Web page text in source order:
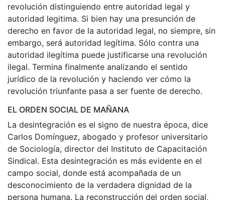
revolución distinguiendo entre autoridad legal y
autoridad legitima. Si bien hay una presunción de
derecho en favor de la autoridad legal, no siempre, sin
embargo, será autoridad legítima. Sólo contra una
autoridad ilegítima puede justificarse una revolución
ilegal. Termina finalmente analizando el sentido
jurídico de la revolución y haciendo ver cómo la
revolución triunfante pasa a ser fuente de derecho.
EL ORDEN SOCIAL DE MAÑANA
La desintegración es el signo de nuestra época, dice
Carlos Domínguez, abogado y profesor universitario
de Sociología, director del Instituto de Capacitación
Sindical. Esta desintegración es más evidente en el
campo social, donde está acompañada de un
desconocimiento de la verdadera dignidad de la
persona humana. La reconstrucción del orden social,